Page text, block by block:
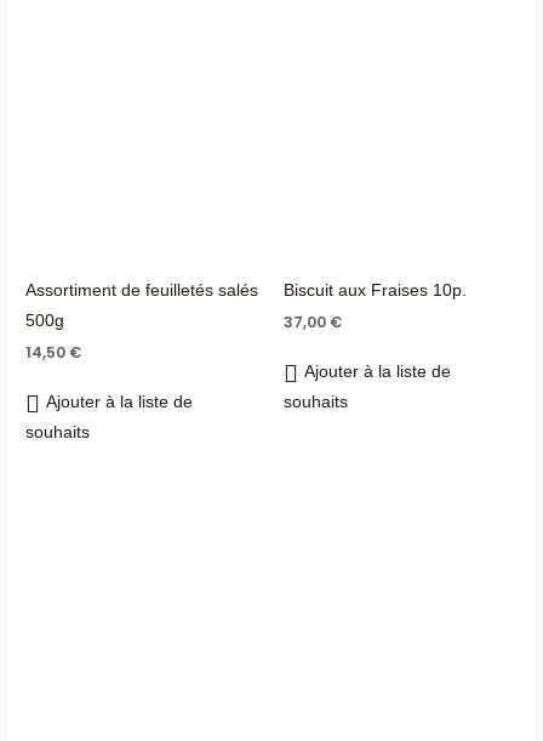
Assortiment de feuilletés salés
500g
14,50 €
Ajouter à la liste de
souhaits
Biscuit aux Fraises 10p.
37,00 €
Ajouter à la liste de
souhaits